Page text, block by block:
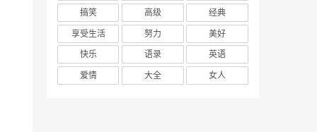
搞笑
高级
经典
享受生活
努力
美好
快乐
语录
英语
爱情
大全 女人